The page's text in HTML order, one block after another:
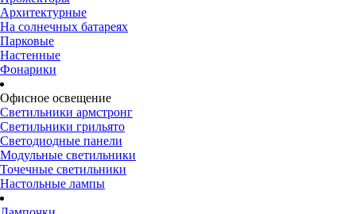
Архитектурные
На солнечных батареях
Парковые
Настенные
Фонарики
Офисное освещение
Светильники армстронг
Светильники грильято
Светодиодные панели
Модульные светильники
Точечные светильники
Настольные лампы